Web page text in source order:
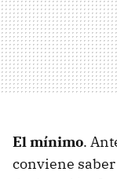
El mínimo.
conviene